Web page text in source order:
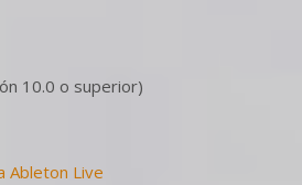
10.0 o superior)
Ableton Live